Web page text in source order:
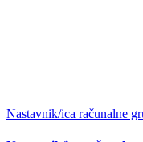
Nastavnik/ica računalne